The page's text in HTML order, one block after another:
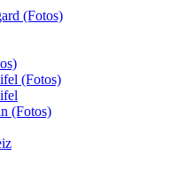
(Fotos)
(Fotos)
(Fotos)